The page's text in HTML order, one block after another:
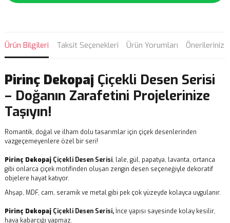
Ürün Bilgileri Taksit Seçenekleri Ürün Yorumları Önerileriniz
Pirinç Dekopaj Çiçekli Desen Serisi
– Doğanın Zarafetini Projelerinize
Taşıyın!
Romantik, doğal ve ilham dolu tasarımlar için çiçek desenlerinden
vazgeçemeyenlere özel bir seri!
Pirinç Dekopaj Çiçekli Desen Serisi, lale, gül, papatya, lavanta, ortanca
gibi onlarca çiçek motifinden oluşan zengin desen seçeneğiyle dekoratif
objelere hayat katıyor.
Ahşap, MDF, cam, seramik ve metal gibi pek çok yüzeyde kolayca uygulanır.
Pirinç Dekopaj Çiçekli Desen Serisi, İnce yapısı sayesinde kolay kesilir,
hava kabarcığı yapmaz.